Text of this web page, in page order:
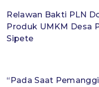
Relawan Bakti PLN
Produk UMKM Desa
Sipete
“Pada Saat